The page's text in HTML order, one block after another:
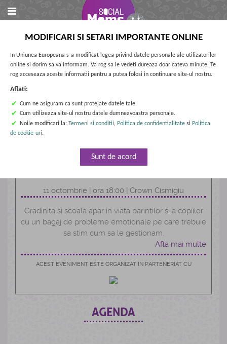
De la bullying la teme, responsabilitati si
11 octombrie | ora 18:00 | Crown Cismigiu
Gradinita si scoala apar in viata parintilor si a copiilor
cu un bagaj de probleme emotionale pe care trebuie
sa stim cum sa le gestionam.
Afla mai multe
ACEST EVENIMENT ESTE ORGANIZAT IN PARTENERIAT CU
AGENDA
MODIFICARI SI SETARI IMPORTANTE ONLINE
In Uniunea Europeana s-a modificat legea privind datele personale ale utilizatorilor
online si dorim sa va informam. Va rog sa le vedeti dureaza doar cateva minute. Te
rog acceseaza aceste informatii pentru a putea folosi in continuare site-ul nostru.
Aflati:
✔ Cum ne asiguram ca sunt protejate datele tale.
✔ Cum utilizeaza site-ul nostru datele dumneavoastra personale.
✔ Noile modificari la: Termeni si conditii, Politica de confidentialitate si Politica
de cookie-uri.
Sunt de acord